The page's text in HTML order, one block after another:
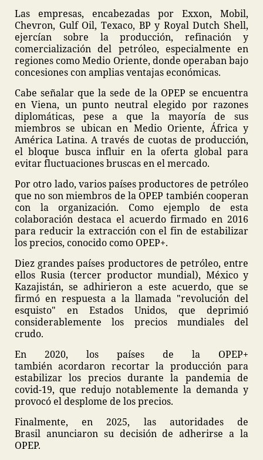
Las empresas, encabezadas por Exxon, Mobil,
Chevron, Gulf Oil, Texaco, BP y Royal Dutch Shell,
ejercían sobre la producción, refinación y
comercialización del petróleo, especialmente en
regiones como Medio Oriente, donde operaban bajo
concesiones con amplias ventajas económicas.
Cabe señalar que la sede de la OPEP se encuentra
en Viena, un punto neutral elegido por razones
diplomáticas, pese a que la mayoría de sus
miembros se ubican en Medio Oriente, África y
América Latina. A través de cuotas de producción,
el bloque busca influir en la oferta global para
evitar fluctuaciones bruscas en el mercado.
Por otro lado, varios países productores de petróleo
que no son miembros de la OPEP también cooperan
con la organización. Como ejemplo de esta
colaboración destaca el acuerdo firmado en 2016
para reducir la extracción con el fin de estabilizar
los precios, conocido como OPEP+.
Diez grandes países productores de petróleo, entre
ellos Rusia (tercer productor mundial), México y
Kazajistán, se adhirieron a este acuerdo, que se
firmó en respuesta a la llamada "revolución del
esquisto" en Estados Unidos, que deprimió
considerablemente los precios mundiales del
crudo.
En 2020, los países de la OPEP+
también acordaron recortar la producción para
estabilizar los precios durante la pandemia de
covid-19, que redujo notablemente la demanda y
provocó el desplome de los precios.
Finalmente, en 2025, las autoridades de
Brasil anunciaron su decisión de adherirse a la
OPEP.